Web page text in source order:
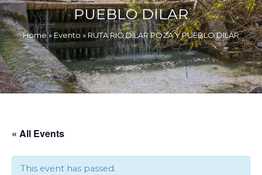
PUEBLO DILAR
Home»Evento» RUTA RIO DILAR POZA Y PUEBLO DILAR
« All Events
This event has passed.